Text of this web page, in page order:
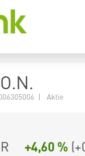
| Aktie
+4,60 % (